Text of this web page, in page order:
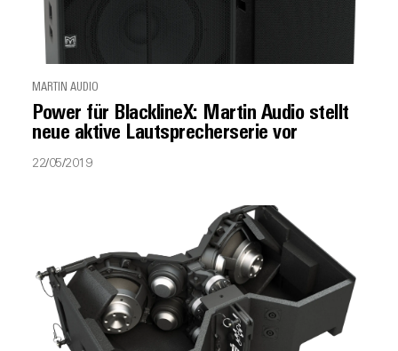
MARTIN AUDIO
Power für BlacklineX: Martin Audio stellt
neue aktive Lautsprecherserie vor
22/05/2019